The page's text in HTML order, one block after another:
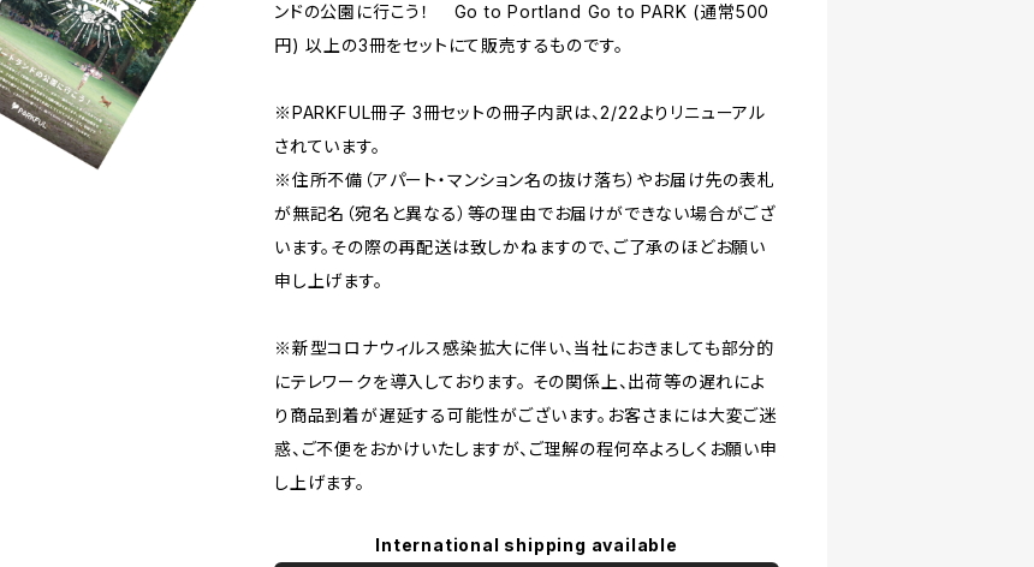
ンドの公園に行こう！ Go to Portland Go to PARK (通常500
円) 以上の3冊をセットにて販売するものです。
※PARKFUL冊子 3冊セットの冊子内訳は、2/22よりリニューアル
されています。
※住所不備（アパート・マンション名の抜け落ち）やお届け先の表札
が無記名（宛名と異なる）等の理由でお届けができない場合がござ
います。その際の再配送は致しかねますので、ご了承のほどお願い
申し上げます。
※新型コロナウィルス感染拡大に伴い、当社におきましても部分的
にテレワークを導入しております。 その関係上、出荷等の遅れによ
り商品到着が遅延する可能性がございます。お客さまには大変ご迷
惑、ご不便をおかけいたしますが、ご理解の程何卒よろしくお願い申
し上げます。
International shipping available